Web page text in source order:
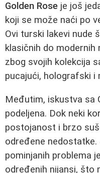
Golden Rose je još
koji se može naći po
Ovi turski lakevi nude
klasičnih do modernih
zbog svojih kolekcija
pucajući, holografski i
Međutim, iskustva sa
podeljena. Dok neki
postojanost i brzo
određene nedostatke.
pominjanih problema
određenih nijansi, što